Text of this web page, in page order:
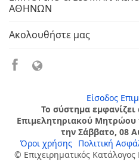
ΑΘΗΝΩΝ
Ακολουθήστε μας
Είσοδος
Το σύστημα εμφανίζει
Επιμελητηριακού Μητρώου
την Σάββατο, 08
Όροι χρήσης
Πολιτική
© Επιχειρηματικός